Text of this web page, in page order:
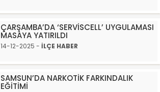
ÇARŞAMBA’DA ‘SERVİSCELL’ UYGULAMASI
MASAYA YATIRILDI
14-12-2025 - İLÇE HABER
SAMSUN’DA NARKOTİK FARKINDALIK
EĞİTİMİ